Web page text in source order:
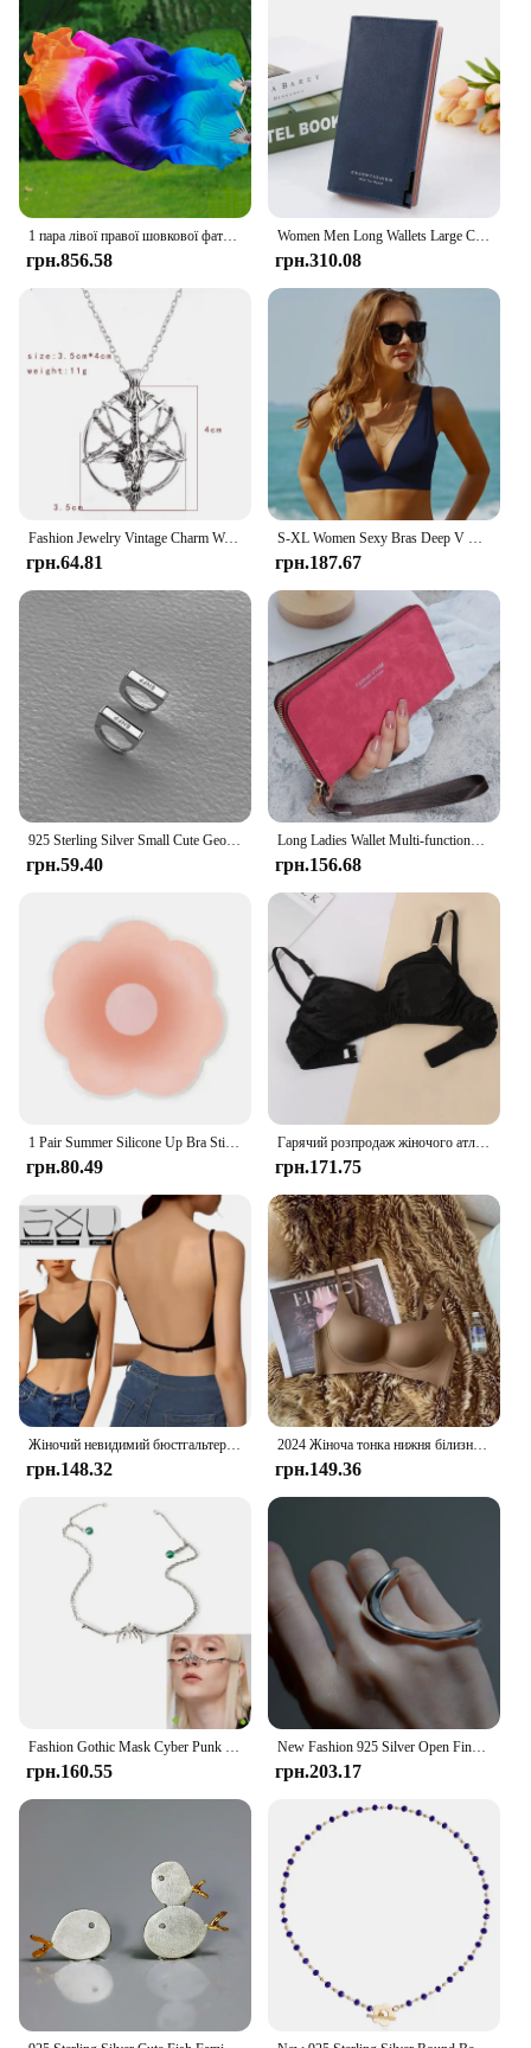
1 пара лівої правої шовкової фати для танцю живота Жіноча бамбукова довга фата для вболівальників для танцювальних виступів Кольори Струваний сценічний реквізит
грн.856.58
Women Men Long Wallets Large Capacity Zipper Handbag Card Holder Male Purse Coin Pocket Luxury Brand Clutch Wallet For Women
грн.310.08
Fashion Jewelry Vintage Charm Women Men Pentagram Pan God Skull Goat Head Pendant Chain Necklaces
грн.64.81
S-XL Women Sexy Bras Deep V Neck Underwear Seamless Intimates Lingerie Female Backless Bralette Brassiere Lady Push Up Tank Top
грн.187.67
925 Sterling Silver Small Cute Geometric Letter Square Hoop Earrings for Women Fine Jewelry Minimalist Accessories
грн.59.40
Long Ladies Wallet Multi-functional Card Holder Mobile Phone Coin Purse Women Handheld Wallet Pu Material Daily Use
грн.156.68
1 Pair Summer Silicone Up Bra Sticker Waterproof Nipple Cover Lift Adhesive Invisible Bra Breast Women Petals Shape Reusable Bra
грн.80.49
Гарячий розпродаж жіночого атласного шовкового бюстгальтера Ультратонкий дихаючий бездротовий нижню білизну Жіноча сексуальна нижня білизна Верхній бюстгальтер Push Up Бюстгальтер без підкладки
грн.171.75
Жіночий невидимий бюстгальтер Deep U Plunge Бюстгальтери Топ без спинки для суконь Сексуальна нижня білизна з прозорим ремінцем Push Up Нижня білизна без бретелей
грн.148.32
2024 Жіноча тонка нижня білизна без слідів Жіночі маленькі груди закривають разом, щоб запобігти провисанню М’яка підтримка Без сталевого кільця Бюстгальтери Бюстгальтери
грн.149.36
Fashion Gothic Mask Cyber Punk Liquid Irregular Silver Color Hollow Women Men Party Individuation Individual Jewelry Accessory
грн.160.55
New Fashion 925 Silver Open Finger Ring Polished 2 Fingers 1 Size Punk Geometric For Women Girl Jewelry Gift Dropship Wholesale
грн.203.17